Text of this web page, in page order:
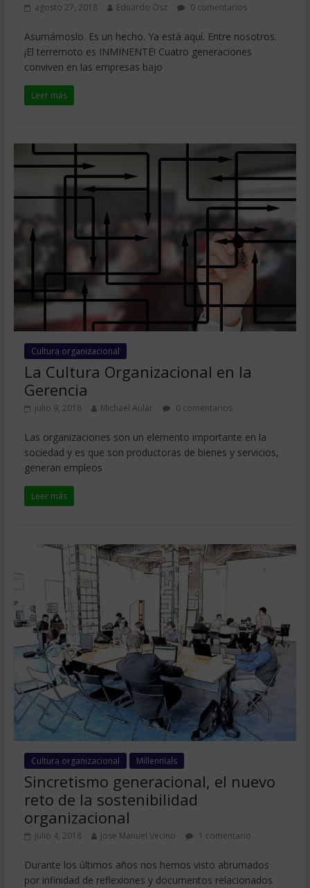
agosto 27, 2018 Eduardo Osz 0 comentarios
Asumámoslo. Es un hecho. Ya está aquí. Entre nosotros.
¡El terremoto es INMINENTE! Cuatro generaciones
conviven en las empresas bajo
Leer más
Cultura organizacional
La Cultura Organizacional en la
Gerencia
julio 9, 2018 Michael Aular 0 comentarios
Las organizaciones son un elemento importante en la
sociedad y es que son productoras de bienes y servicios,
generan empleos
Leer más
Cultura organizacional Millennials
Sincretismo generacional, el nuevo
reto de la sostenibilidad
organizacional
julio 4, 2018 Jose Manuel Vecino 1 comentario
Durante los últimos años nos hemos visto abrumados
por infinidad de reflexiones y documentos relacionados